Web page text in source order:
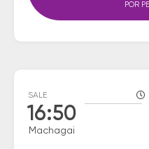
POR
SALE
16:50
Machagai